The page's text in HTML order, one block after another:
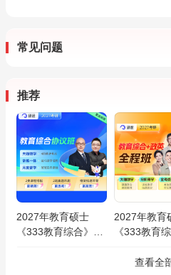
常见问题
推荐
2027年教育硕士
《333教育综合》
2027年教育
《333教育
查看全